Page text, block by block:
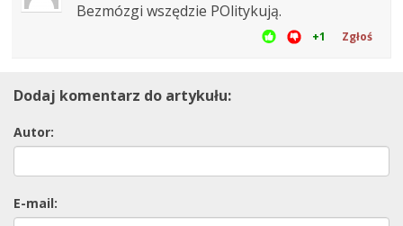
Bezmózgi wszędzie POlitykują.
+1 Zgłoś
Dodaj komentarz do artykułu:
Autor:
E-mail: